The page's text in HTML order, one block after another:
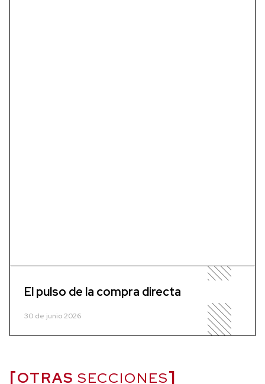
El pulso de la compra directa
30 de junio 2026
OTRAS SECCIONES